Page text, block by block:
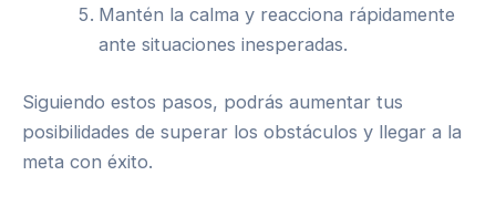
Mantén la calma y reacciona rápidamente
ante situaciones inesperadas.
Siguiendo estos pasos, podrás aumentar tus
posibilidades de superar los obstáculos y llegar a la
meta con éxito.